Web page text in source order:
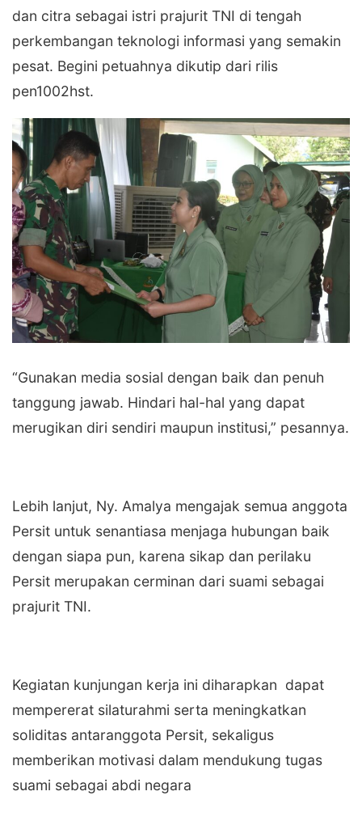
dan citra sebagai istri prajurit TNI di tengah
perkembangan teknologi informasi yang semakin
pesat. Begini petuahnya dikutip dari rilis
pen1002hst.
‎“Gunakan media sosial dengan baik dan penuh
tanggung jawab. Hindari hal-hal yang dapat
merugikan diri sendiri maupun institusi,” pesannya.
‎Lebih lanjut, Ny. Amalya mengajak semua anggota
Persit untuk senantiasa menjaga hubungan baik
dengan siapa pun, karena sikap dan perilaku
Persit merupakan cerminan dari suami sebagai
prajurit TNI.
‎Kegiatan kunjungan kerja ini diharapkan dapat
mempererat silaturahmi serta meningkatkan
soliditas antaranggota Persit, sekaligus
memberikan motivasi dalam mendukung tugas
suami sebagai abdi negara